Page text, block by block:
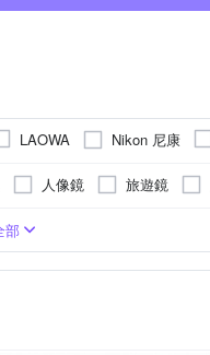
LAOWA Nikon 尼康
Tamron ZEISS 蔡司
人像鏡 旅遊鏡
鏡頭富士
6
部